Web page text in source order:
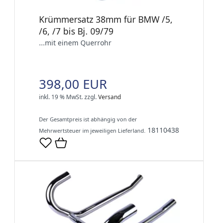
Krümmersatz 38mm für BMW /5,
/6, /7 bis Bj. 09/79
...mit einem Querrohr
398,00 EUR
inkl. 19 % MwSt.zzgl.Versand
Der Gesamtpreis ist abhängig von der
Mehrwertsteuer im jeweiligen Lieferland. 18110438